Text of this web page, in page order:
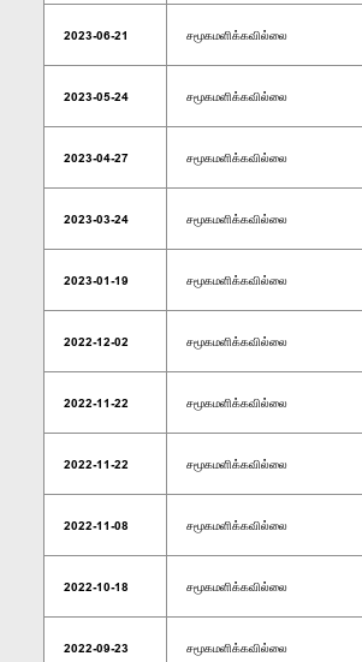
2023-06-21 சமூகமளிக்கவில்லை
2023-05-24 சமூகமளிக்கவில்லை
2023-04-27 சமூகமளிக்கவில்லை
2023-03-24 சமூகமளிக்கவில்லை
2023-01-19 சமூகமளிக்கவில்லை
2022-12-02 சமூகமளிக்கவில்லை
2022-11-22 சமூகமளிக்கவில்லை
2022-11-22 சமூகமளிக்கவில்லை
2022-11-08 சமூகமளிக்கவில்லை
2022-10-18 சமூகமளிக்கவில்லை
2022-09-23 சமூகமளிக்கவில்லை